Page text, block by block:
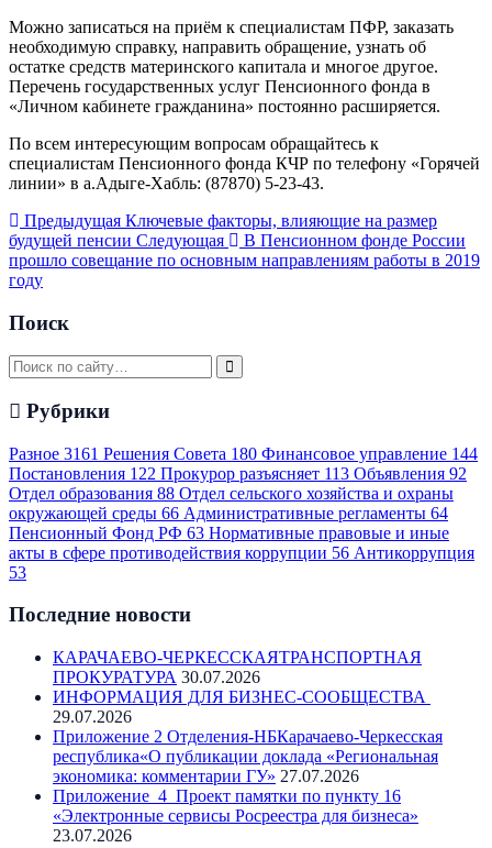
Можно записаться на приём к специалистам ПФР, заказать
необходимую справку, направить обращение, узнать об
остатке средств материнского капитала и многое другое.
Перечень государственных услуг Пенсионного фонда в
«Личном кабинете гражданина» постоянно расширяется.
По всем интересующим вопросам обращайтесь к
специалистам Пенсионного фонда КЧР по телефону «Горячей
линии» в а.Адыге-Хабль: (87870) 5-23-43.
Предыдущая Ключевые факторы, влияющие на размер
будущей пенсии Следующая
В Пенсионном фонде России
прошло совещание по основным направлениям работы в 2019
году
Поиск
Рубрики
Разное 3161 Решения Совета 180 Финансовое управление 144
Постановления 122 Прокурор разъясняет 113 Объявления 92
Отдел образования 88 Отдел сельского хозяйства и охраны
окружающей среды 66 Административные регламенты 64
Пенсионный Фонд РФ 63 Нормативные правовые и иные
акты в сфере противодействия коррупции 56 Антикоррупция
53
Последние новости
КАРАЧАЕВО-ЧЕРКЕССКАЯТРАНСПОРТНАЯ
ПРОКУРАТУРА 30.07.2026
ИНФОРМАЦИЯ ДЛЯ БИЗНЕС-СООБЩЕСТВА
29.07.2026
Приложение 2 Отделения-НБКарачаево-Черкесская
республика«О публикации доклада «Региональная
экономика: комментарии ГУ» 27.07.2026
Приложение_4_Проект памятки по пункту 16
«Электронные сервисы Росреестра для бизнеса»
23.07.2026